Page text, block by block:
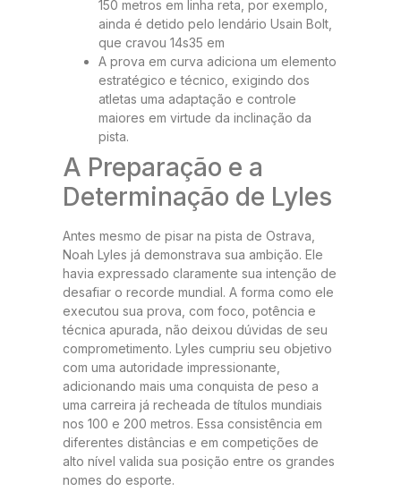
150 metros em linha reta, por exemplo,
ainda é detido pelo lendário Usain Bolt,
que cravou 14s35 em
A prova em curva adiciona um elemento
estratégico e técnico, exigindo dos
atletas uma adaptação e controle
maiores em virtude da inclinação da
pista.
A Preparação e a
Determinação de Lyles
Antes mesmo de pisar na pista de Ostrava,
Noah Lyles já demonstrava sua ambição. Ele
havia expressado claramente sua intenção de
desafiar o recorde mundial. A forma como ele
executou sua prova, com foco, potência e
técnica apurada, não deixou dúvidas de seu
comprometimento. Lyles cumpriu seu objetivo
com uma autoridade impressionante,
adicionando mais uma conquista de peso a
uma carreira já recheada de títulos mundiais
nos 100 e 200 metros. Essa consistência em
diferentes distâncias e em competições de
alto nível valida sua posição entre os grandes
nomes do esporte.